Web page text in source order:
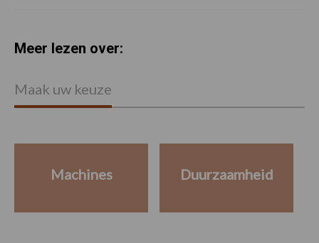
Meer lezen over:
Maak uw keuze
Machines Duurzaamheid